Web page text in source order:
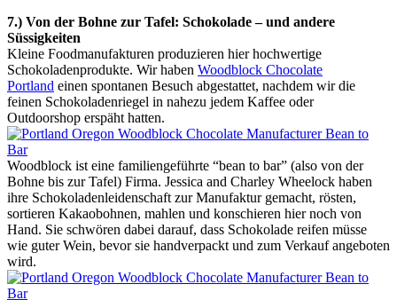
7.) Von der Bohne zur Tafel: Schokolade – und andere
Süssigkeiten
Kleine Foodmanufakturen produzieren hier hochwertige
Schokoladenprodukte. Wir haben Woodblock Chocolate
Portland einen spontanen Besuch abgestattet, nachdem wir die
feinen Schokoladenriegel in nahezu jedem Kaffee oder
Outdoorshop erspäht hatten.
Woodblock ist eine familiengeführte “bean to bar” (also von der
Bohne bis zur Tafel) Firma. Jessica and Charley Wheelock haben
ihre Schokoladenleidenschaft zur Manufaktur gemacht, rösten,
sortieren Kakaobohnen, mahlen und konschieren hier noch von
Hand. Sie schwören dabei darauf, dass Schokolade reifen müsse
wie guter Wein, bevor sie handverpackt und zum Verkauf angeboten
wird.